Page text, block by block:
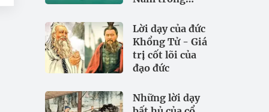
ninh nguồn
nước
Lời dạy của đức
Khổng Tử - Giá
trị cốt lõi của
đạo đức
Những lời dạy